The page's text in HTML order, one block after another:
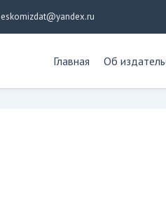
eskomizdat@yandex.ru
Главная Об